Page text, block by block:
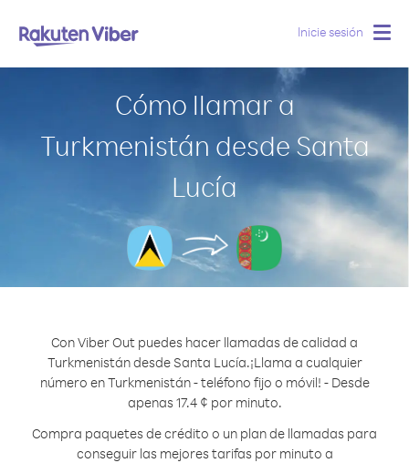
Inicie sesión
Cómo llamar a
Turkmenistán desde Santa
Lucía
Con Viber Out puedes hacer llamadas de calidad a
Turkmenistán desde Santa Lucía.¡Llama a cualquier
número en Turkmenistán - teléfono fijo o móvil! - Desde
apenas 17.4 ¢ por minuto.
Compra paquetes de crédito o un plan de llamadas para
conseguir las mejores tarifas por minuto a